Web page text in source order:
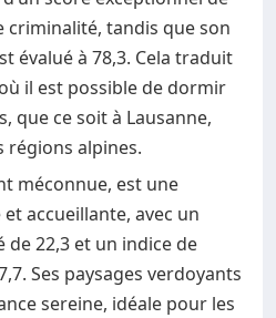
criminalité, tandis que son
évalué à 78,3. Cela traduit
il est possible de dormir
que ce soit à Lausanne,
régions alpines.
méconnue, est une
accueillante, avec un
22,3 et un indice de
Ses paysages verdoyants
sereine, idéale pour les